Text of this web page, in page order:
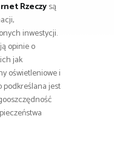
Rzeczysą
inwestycji.
opinie o
jak
oświetleniowe i
podkreślana jest